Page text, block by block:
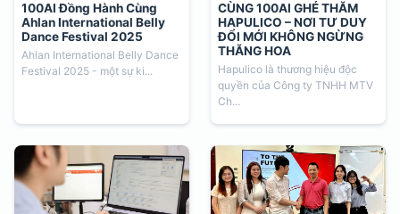
100AI Đồng Hành Cùng
Ahlan International Belly
Dance Festival 2025
Ahlan International Belly Dance
Festival 2025 - một sự ki...
CÙNG 100AI GHÉ THĂM
HAPULICO – NƠI TƯ DUY
ĐỔI MỚI KHÔNG NGỪNG
THĂNG HOA
Hapulico là thương hiệu độc
quyền của Công ty TNHH MTV
Ch...